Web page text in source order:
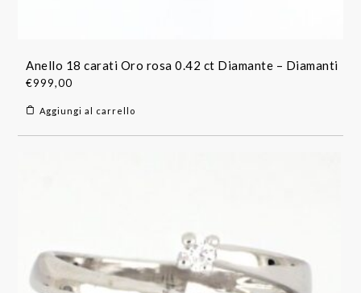
Anello 18 carati Oro rosa 0.42 ct Diamante – Diamanti
€999,00
Aggiungi al carrello